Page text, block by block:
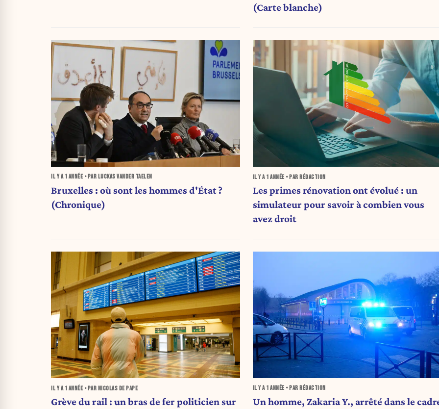
(Carte blanche)
IL Y A 1 ANNÉE • PAR LUCKAS VANDER TAELEN
Bruxelles : où sont les hommes d'État ?
(Chronique)
IL Y A 1 ANNÉE • PAR RÉDACTION
Les primes rénovation ont évolué : un
simulateur pour savoir à combien vous
avez droit
IL Y A 1 ANNÉE • PAR NICOLAS DE PAPE
Grève du rail : un bras de fer politicien sur
IL Y A 1 ANNÉE • PAR RÉDACTION
Un homme, Zakaria Y., arrêté dans le